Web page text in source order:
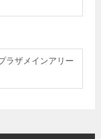
ラザメインアリー